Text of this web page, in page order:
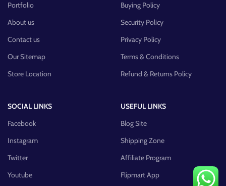
Portfolio
About us
Contact us
Our Sitemap
Store Location
Buying Policy
Security Policy
Privacy Policy
Terms & Conditions
Refund & Returns Policy
SOCIAL LINKS
Facebook
Instagram
Twitter
Youtube
USEFUL LINKS
Blog Site
Shipping Zone
Affiliate Program
Flipmart App